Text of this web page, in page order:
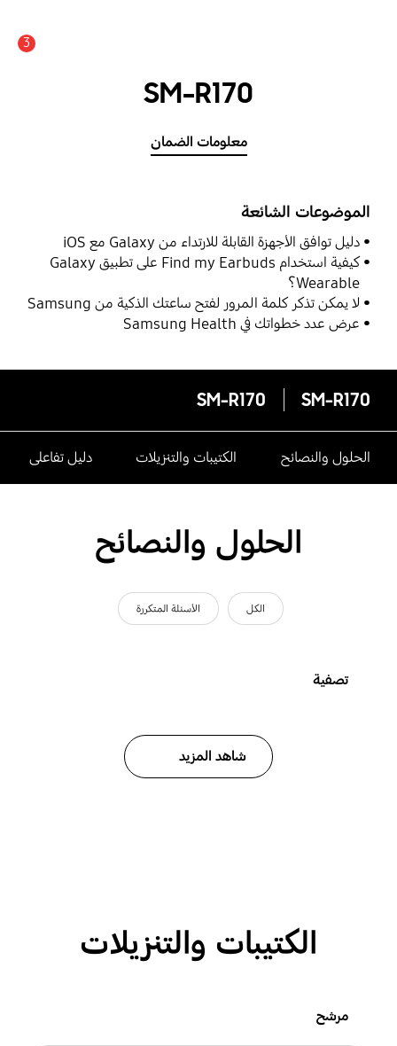
3
SM-R170
معلومات الضمان
الموضوعات الشائعة
دليل توافق الأجهزة القابلة للارتداء من Galaxy مع iOS
كيفية استخدام Find my Earbuds على تطبيق Galaxy
Wearable؟
لا يمكن تذكر كلمة المرور لفتح ساعتك الذكية من Samsung
عرض عدد خطواتك في Samsung Health
SM-R170
SM-R170
الحلول والنصائح الكتيبات والتنزيلات دليل تفاعلى
الحلول والنصائح
الكل الأسئلة المتكررة
تصفية
شاهد المزيد
الكتيبات والتنزيلات
مرشح